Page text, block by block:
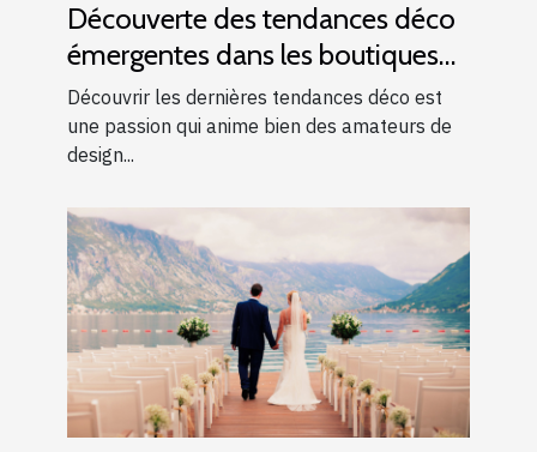
Découverte des tendances déco
émergentes dans les boutiques
locales
Découvrir les dernières tendances déco est
une passion qui anime bien des amateurs de
design...